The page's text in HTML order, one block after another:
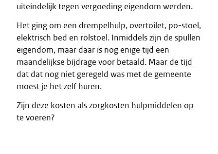
uiteindelijk tegen vergoeding eigendom werden.
Het ging om een drempelhulp, overtoilet, po-stoel,
elektrisch bed en rolstoel. Inmiddels zijn de spullen
eigendom, maar daar is nog enige tijd een
maandelijkse bijdrage voor betaald. Maar de tijd
dat dat nog niet geregeld was met de gemeente
moest je het zelf huren.
Zijn deze kosten als zorgkosten hulpmiddelen op
te voeren?